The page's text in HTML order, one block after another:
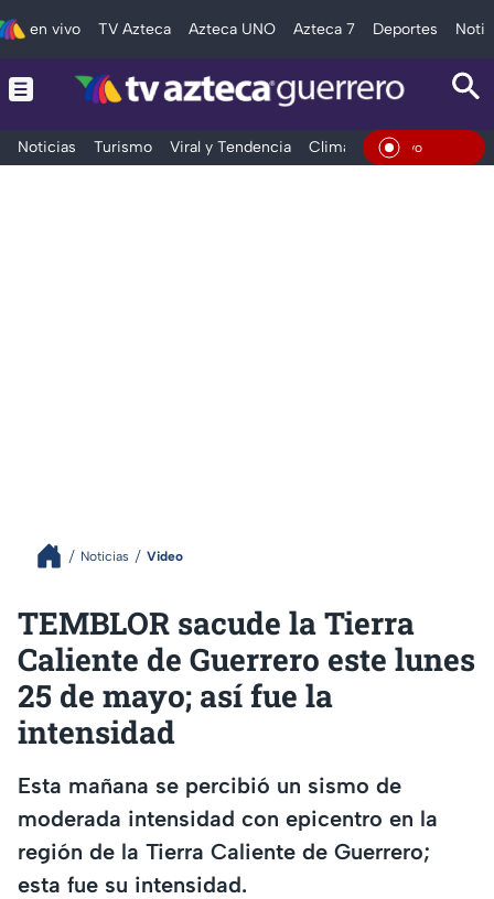
en vivo TV Azteca Azteca UNO Azteca 7 Deportes
Noticias Turismo Viral y Tendencia Clima Deportes En
Noticias Video
TEMBLOR sacude la Tierra
Caliente de Guerrero este lunes
25 de mayo; así fue la
intensidad
Esta mañana se percibió un sismo de
moderada intensidad con epicentro en la
región de la Tierra Caliente de Guerrero;
esta fue su intensidad.